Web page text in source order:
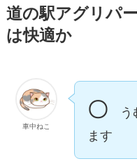
道の駅アグリパ
は快適か
車中ねこ
〇 う
ます